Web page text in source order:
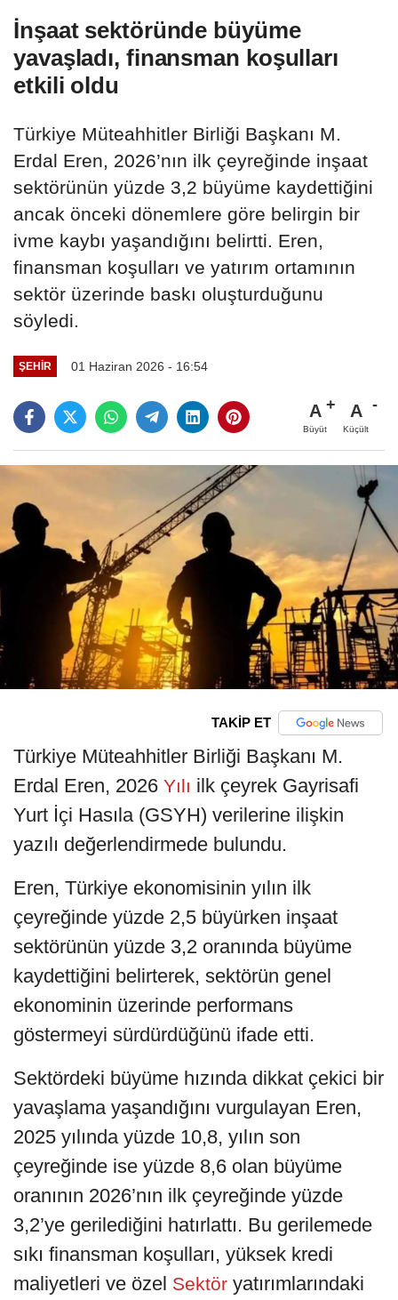
İnşaat sektöründe büyüme
yavaşladı, finansman koşulları
etkili oldu
Türkiye Müteahhitler Birliği Başkanı M.
Erdal Eren, 2026’nın ilk çeyreğinde inşaat
sektörünün yüzde 3,2 büyüme kaydettiğini
ancak önceki dönemlere göre belirgin bir
ivme kaybı yaşandığını belirtti. Eren,
finansman koşulları ve yatırım ortamının
sektör üzerinde baskı oluşturduğunu
söyledi.
ŞEHIR 01 Haziran 2026 - 16:54
A
Büyüt
A
Küçült
TAKİP ET
Türkiye Müteahhitler Birliği Başkanı M.
Erdal Eren, 2026 Yılı ilk çeyrek Gayrisafi
Yurt İçi Hasıla (GSYH) verilerine ilişkin
yazılı değerlendirmede bulundu.
Eren, Türkiye ekonomisinin yılın ilk
çeyreğinde yüzde 2,5 büyürken inşaat
sektörünün yüzde 3,2 oranında büyüme
kaydettiğini belirterek, sektörün genel
ekonominin üzerinde performans
göstermeyi sürdürdüğünü ifade etti.
Sektördeki büyüme hızında dikkat çekici bir
yavaşlama yaşandığını vurgulayan Eren,
2025 yılında yüzde 10,8, yılın son
çeyreğinde ise yüzde 8,6 olan büyüme
oranının 2026’nın ilk çeyreğinde yüzde
3,2’ye gerilediğini hatırlattı. Bu gerilemede
sıkı finansman koşulları, yüksek kredi
maliyetleri ve özel Sektör yatırımlarındaki